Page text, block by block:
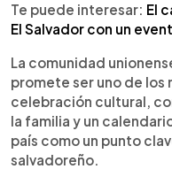
Te puede interesar: El
El Salvador con un
La comunidad
promete ser uno de los
celebración cultural,
la familia y un
país como un punto
salvadoreño.